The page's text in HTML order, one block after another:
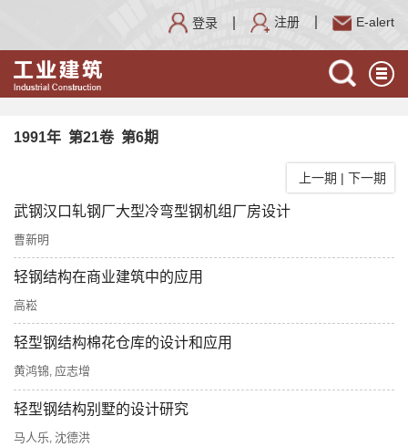
登录 注册 E-alert
1991年 第21卷 第6期
上一期 | 下一期
武钢汉口轧钢厂大型冷弯型钢机组厂房设计
曹新明
轻钢结构在商业建筑中的应用
高崧
轻型钢结构棉花仓库的设计和应用
黄鸿锦 应志增
轻型钢结构别墅的设计研究
马人乐 沈德洪